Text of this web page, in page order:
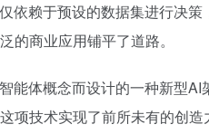
依赖于预设的数据集进行决
的商业应用铺平了道路。
能体概念而设计的一种新型
项技术实现了前所未有的创